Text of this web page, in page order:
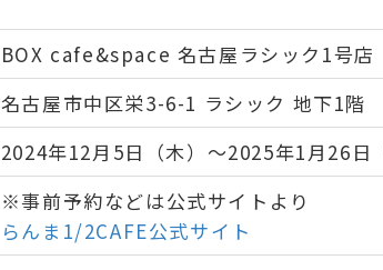
BOX cafe&space 名古屋ラシック1号店
名古屋市中区栄3-6-1 ラシック 地下1階
2024年12月5日（木）～2025年1月26日
※事前予約などは公式サイトより
らんま1/2CAFE公式サイト